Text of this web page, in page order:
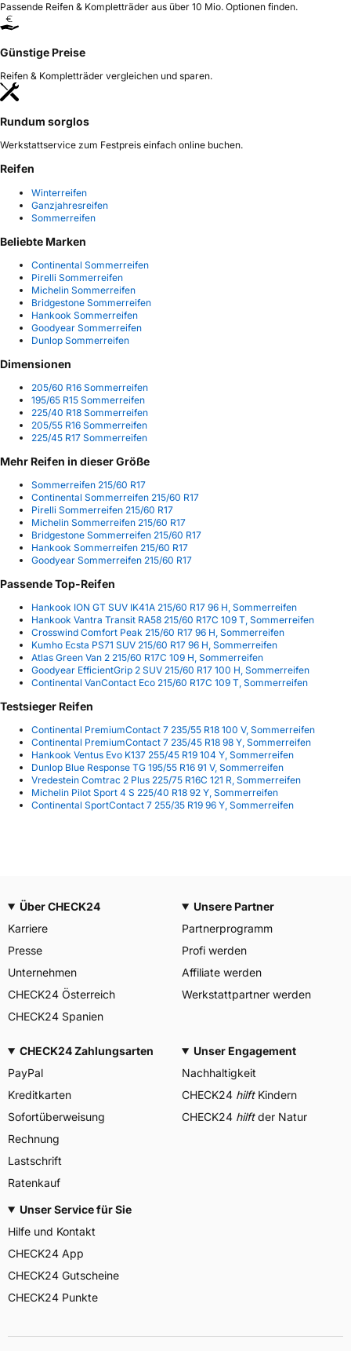
Passende Reifen & Kompletträder aus über 10 Mio. Optionen finden.
Günstige Preise
Reifen & Kompletträder vergleichen und sparen.
Rundum sorglos
Werkstattservice zum Festpreis einfach online buchen.
Reifen
Winterreifen
Ganzjahresreifen
Sommerreifen
Beliebte Marken
Continental Sommerreifen
Pirelli Sommerreifen
Michelin Sommerreifen
Bridgestone Sommerreifen
Hankook Sommerreifen
Goodyear Sommerreifen
Dunlop Sommerreifen
Dimensionen
205/60 R16 Sommerreifen
195/65 R15 Sommerreifen
225/40 R18 Sommerreifen
205/55 R16 Sommerreifen
225/45 R17 Sommerreifen
Mehr Reifen in dieser Größe
Sommerreifen 215/60 R17
Continental Sommerreifen 215/60 R17
Pirelli Sommerreifen 215/60 R17
Michelin Sommerreifen 215/60 R17
Bridgestone Sommerreifen 215/60 R17
Hankook Sommerreifen 215/60 R17
Goodyear Sommerreifen 215/60 R17
Passende Top-Reifen
Hankook ION GT SUV IK41A 215/60 R17 96 H, Sommerreifen
Hankook Vantra Transit RA58 215/60 R17C 109 T, Sommerreifen
Crosswind Comfort Peak 215/60 R17 96 H, Sommerreifen
Kumho Ecsta PS71 SUV 215/60 R17 96 H, Sommerreifen
Atlas Green Van 2 215/60 R17C 109 H, Sommerreifen
Goodyear EfficientGrip 2 SUV 215/60 R17 100 H, Sommerreifen
Continental VanContact Eco 215/60 R17C 109 T, Sommerreifen
Testsieger Reifen
Continental PremiumContact 7 235/55 R18 100 V, Sommerreifen
Continental PremiumContact 7 235/45 R18 98 Y, Sommerreifen
Hankook Ventus Evo K137 255/45 R19 104 Y, Sommerreifen
Dunlop Blue Response TG 195/55 R16 91 V, Sommerreifen
Vredestein Comtrac 2 Plus 225/75 R16C 121 R, Sommerreifen
Michelin Pilot Sport 4 S 225/40 R18 92 Y, Sommerreifen
Continental SportContact 7 255/35 R19 96 Y, Sommerreifen
Über CHECK24
Karriere
Presse
Unternehmen
CHECK24 Österreich
CHECK24 Spanien
Unsere Partner
Partnerprogramm
Profi werden
Affiliate werden
Werkstattpartner werden
CHECK24 Zahlungsarten
PayPal
Kreditkarten
Sofortüberweisung
Rechnung
Lastschrift
Ratenkauf
Unser Engagement
Nachhaltigkeit
CHECK24 hilftKindern
CHECK24 hilftder Natur
Unser Service für Sie
Hilfe und Kontakt
CHECK24 App
CHECK24 Gutscheine
CHECK24 Punkte